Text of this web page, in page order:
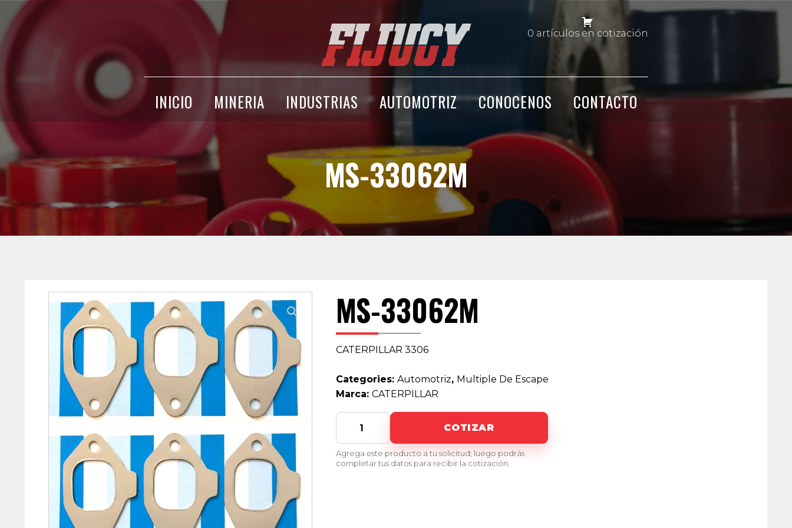
0 artículos en cotización
INICIO MINERIA INDUSTRIAS AUTOMOTRIZ CONOCENOS CONTACTO
MS-33062M
MS-33062M
CATERPILLAR 3306
Categories: Automotriz, Multiple De Escape
Marca: CATERPILLAR
33062M
quantity
COTIZAR
Agrega este producto a tu solicitud; luego podrás
completar tus datos para recibir la cotización.